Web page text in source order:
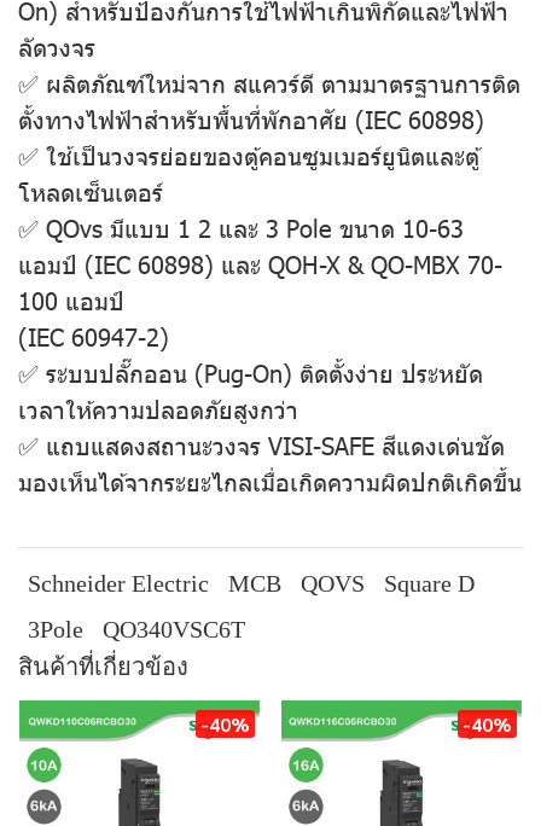
On) สำหรับป้องกันการใช้ไฟฟ้าเกินพิกัดและไฟฟ้า
ลัดวงจร
✅ ผลิตภัณฑ์ใหม่จาก สแควร์ดี ตามมาตรฐานการติด
ตั้งทางไฟฟ้าสำหรับพื้นที่พักอาศัย (IEC 60898)
✅ ใช้เป็นวงจรย่อยของตู้คอนซูมเมอร์ยูนิตและตู้
โหลดเซ็นเตอร์
✅ QOvs มีแบบ 1 2 และ 3 Pole ขนาด 10-63
แอมป์ (IEC 60898) และ QOH-X & QO-MBX 70-
100 แอมป์
(IEC 60947-2)
✅ ระบบปลั๊กออน (Pug-On) ติดตั้งง่าย ประหยัด
เวลาให้ความปลอดภัยสูงกว่า
✅ แถบแสดงสถานะวงจร VISI-SAFE สีแดงเด่นชัด
มองเห็นได้จากระยะไกลเมื่อเกิดความผิดปกติเกิดขึ้น
Schneider Electric MCB QOVS
Square D
3Pole
QO340VSC6T
สินค้าที่เกี่ยวข้อง
-40% -40%